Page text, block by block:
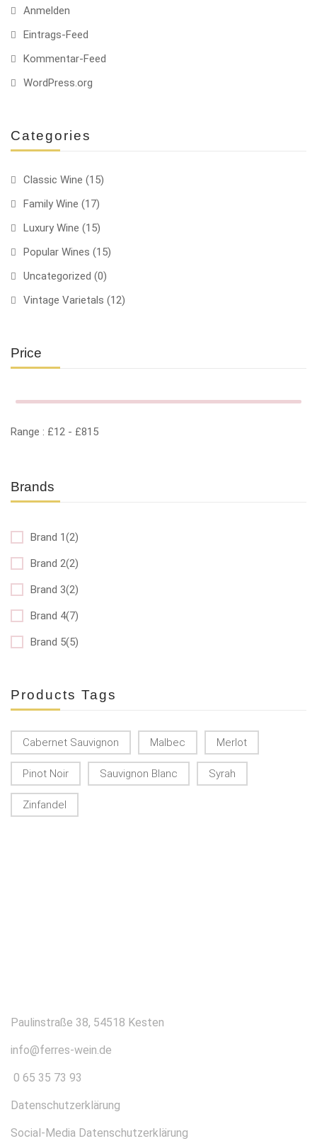
Anmelden
Eintrags-Feed
Kommentar-Feed
WordPress.org
Categories
Classic Wine (15)
Family Wine (17)
Luxury Wine (15)
Popular Wines (15)
Uncategorized (0)
Vintage Varietals (12)
Price
Range : £12 - £815
Brands
Brand 1(2)
Brand 2(2)
Brand 3(2)
Brand 4(7)
Brand 5(5)
Products Tags
Cabernet Sauvignon Malbec Merlot
Pinot Noir Sauvignon Blanc Syrah
Zinfandel
Paulinstraße 38, 54518 Kesten
info@ferres-wein.de
0 65 35 73 93
Datenschutzerklärung
Social-Media Datenschutzerklärung